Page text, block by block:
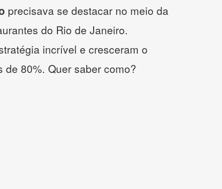
precisava se destacar no meio da
do Rio de Janeiro.
incrível e cresceram o
de 80%. Quer saber como?